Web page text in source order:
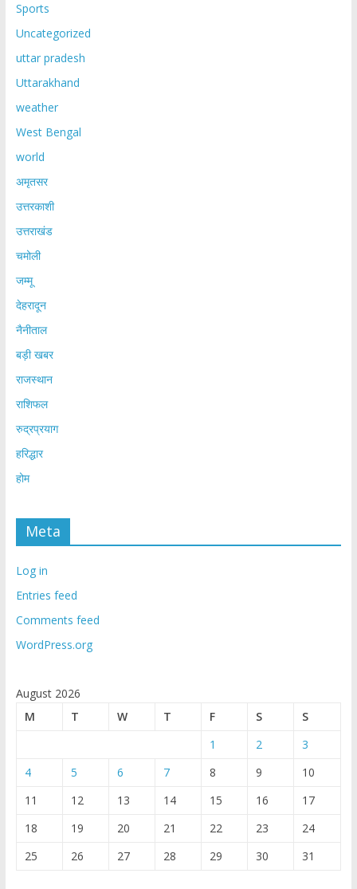
Sports
Uncategorized
uttar pradesh
Uttarakhand
weather
West Bengal
world
अमृतसर
उत्तरकाशी
उत्तराखंड
चमोली
जम्मू
देहरादून
नैनीताल
बड़ी खबर
राजस्थान
राशिफल
रुद्रप्रयाग
हरिद्धार
होम
Meta
Log in
Entries feed
Comments feed
WordPress.org
August 2026
M
T W T F S
S
1
2
3
4
5 6 7 8 9
10
11
12 13 14 15 16
17
18
19 20 21 22 23
24
25
26 27 28 29 30 31